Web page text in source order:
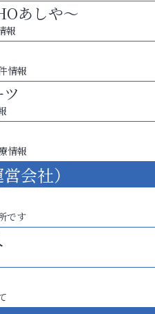
あしや～
報
情報
情報
会社）
です